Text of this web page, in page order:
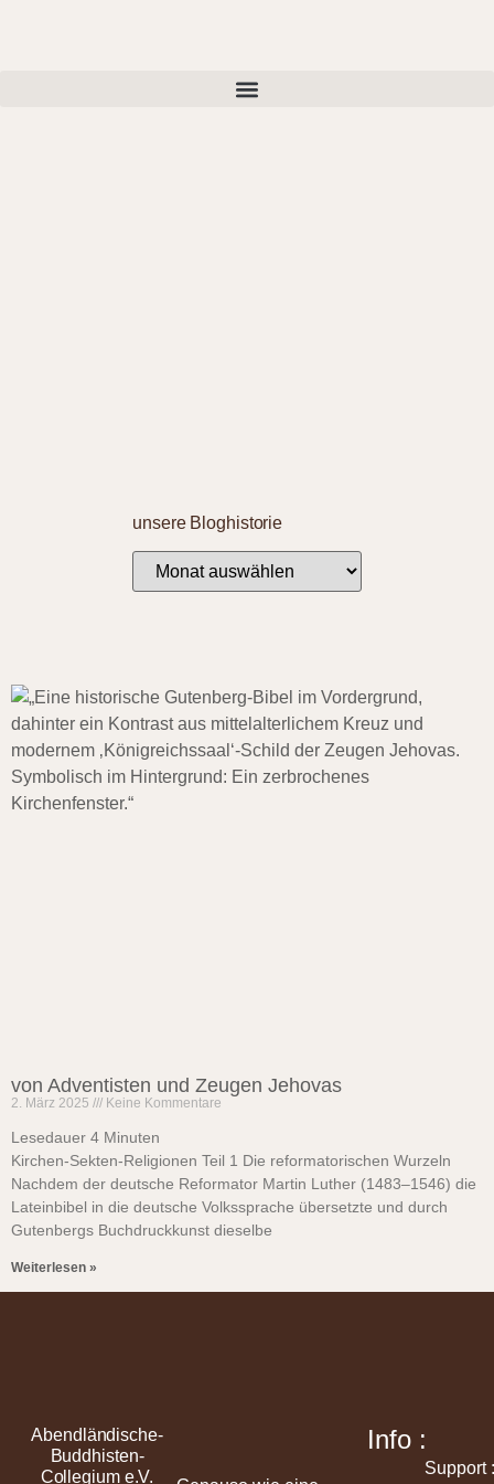
unsere Bloghistorie
von Adventisten und Zeugen Jehovas
2. März 2025 Keine Kommentare
Lesedauer 4 Minuten
Kirchen-Sekten-Religionen Teil 1 Die reformatorischen Wurzeln
Nachdem der deutsche Reformator Martin Luther (1483–1546) die
Lateinbibel in die deutsche Volkssprache übersetzte und durch
Gutenbergs Buchdruckkunst dieselbe
Weiterlesen »
Abendländische-
Buddhisten-
Collegium e.V.
Info :
Support :